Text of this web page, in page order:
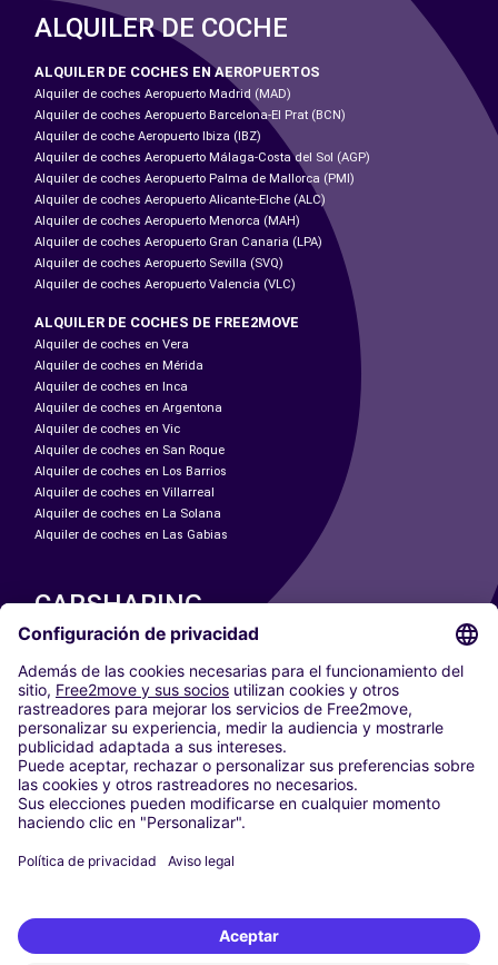
ALQUILER DE COCHE
ALQUILER DE COCHES EN AEROPUERTOS
Alquiler de coches Aeropuerto Madrid (MAD)
Alquiler de coches Aeropuerto Barcelona-El Prat (BCN)
Alquiler de coche Aeropuerto Ibiza (IBZ)
Alquiler de coches Aeropuerto Málaga-Costa del Sol (AGP)
Alquiler de coches Aeropuerto Palma de Mallorca (PMI)
Alquiler de coches Aeropuerto Alicante-Elche (ALC)
Alquiler de coches Aeropuerto Menorca (MAH)
Alquiler de coches Aeropuerto Gran Canaria (LPA)
Alquiler de coches Aeropuerto Sevilla (SVQ)
Alquiler de coches Aeropuerto Valencia (VLC)
ALQUILER DE COCHES DE FREE2MOVE
Alquiler de coches en Vera
Alquiler de coches en Mérida
Alquiler de coches en Inca
Alquiler de coches en Argentona
Alquiler de coches en Vic
Alquiler de coches en San Roque
Alquiler de coches en Los Barrios
Alquiler de coches en Villarreal
Alquiler de coches en La Solana
Alquiler de coches en Las Gabias
CARSHARING
NUESTRAS CIUDADES
Paris
Madrid
Washington DC
Milán
Roma
Turín
Viena
Berlín
Düsseldorf